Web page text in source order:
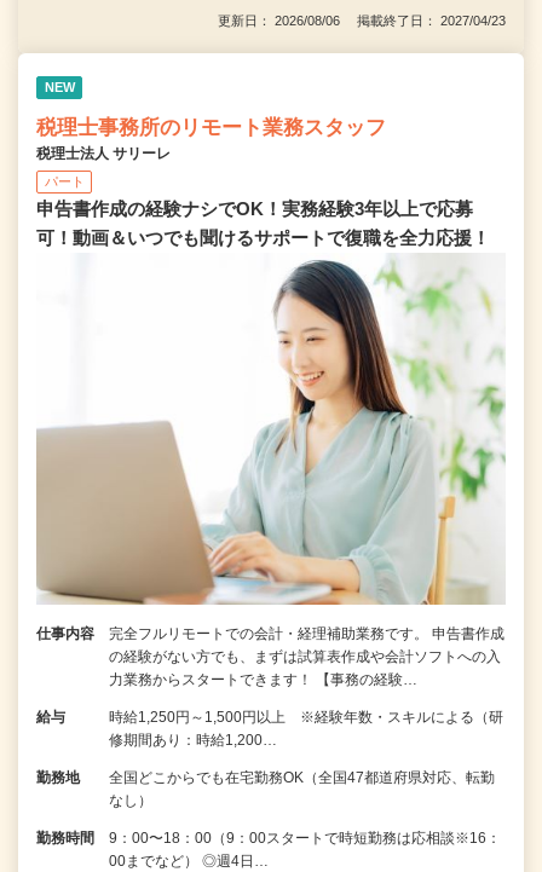
更新日： 2026/08/06 掲載終了日： 2027/04/23
NEW
税理士事務所のリモート業務スタッフ
税理士法人 サリーレ
パート
申告書作成の経験ナシでOK！実務経験3年以上で応募
可！動画＆いつでも聞けるサポートで復職を全⼒応援！
仕事内容
完全フルリモートでの会計・経理補助業務です。 申告書作成
の経験がない⽅でも、まずは試算表作成や会計ソフトへの⼊
⼒業務からスタートできます！ 【事務の経験…
給与
時給1,250円～1,500円以上 ※経験年数・スキルによる（研
修期間あり：時給1,200…
勤務地
全国どこからでも在宅勤務OK（全国47都道府県対応、転勤
なし）
勤務時間
9：00〜18：00（9：00スタートで時短勤務は応相談※16：
00までなど） ◎週4日…